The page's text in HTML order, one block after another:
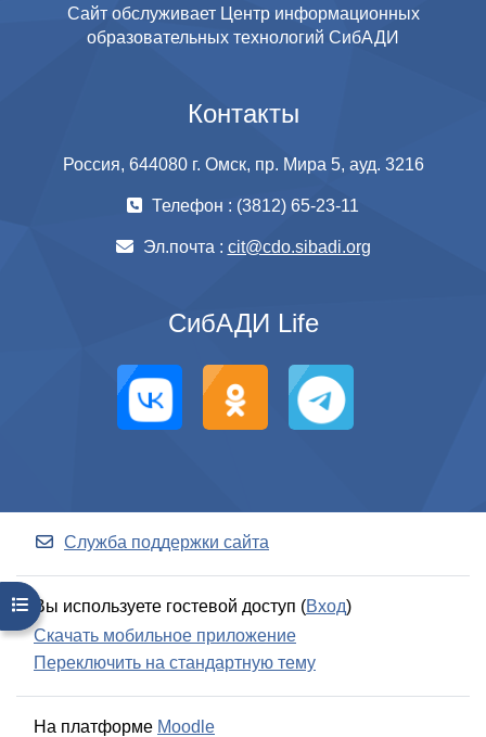
Открыть оглавление курса
Сайт обслуживает Центр информационных
образовательных технологий СибАДИ
Контакты
Россия, 644080 г. Омск, пр. Мира 5, ауд. 3216
Телефон : (3812) 65-23-11
Эл.почта : cit@cdo.sibadi.org
СибАДИ Life
Служба поддержки сайта
Вы используете гостевой доступ (Вход)
Скачать мобильное приложение
Переключить на стандартную тему
На платформе Moodle